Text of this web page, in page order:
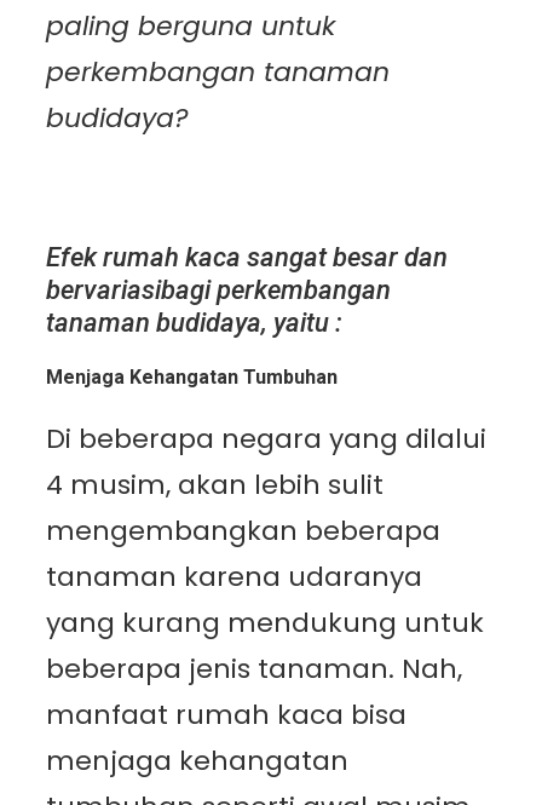
paling berguna untuk
perkembangan tanaman
budidaya?
Efek rumah kaca sangat besar dan
bervariasibagi perkembangan
tanaman budidaya, yaitu :
Menjaga Kehangatan Tumbuhan
Di beberapa negara yang dilalui
4 musim, akan lebih sulit
mengembangkan beberapa
tanaman karena udaranya
yang kurang mendukung untuk
beberapa jenis tanaman. Nah,
manfaat rumah kaca bisa
menjaga kehangatan